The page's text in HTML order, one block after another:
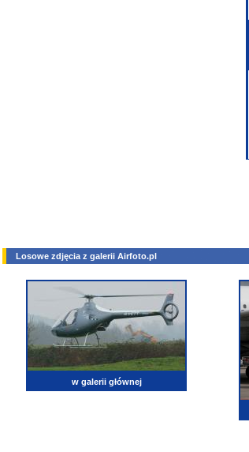
Losowe zdjęcia z galerii Airfoto.pl
w galerii głównej